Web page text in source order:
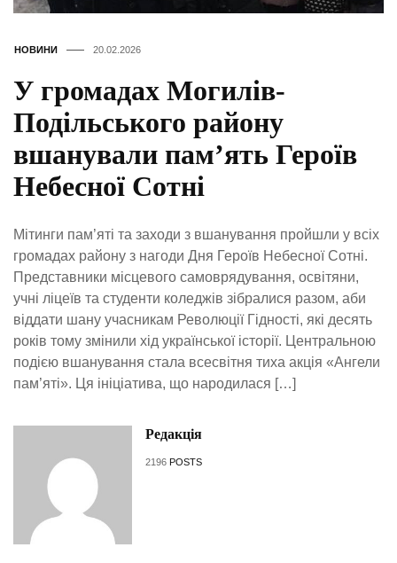
НОВИНИ 20.02.2026
У громадах Могилів-
Подільського району
вшанували пам’ять Героїв
Небесної Сотні
Мітинги пам’яті та заходи з вшанування пройшли у всіх
громадах району з нагоди Дня Героїв Небесної Сотні.
Представники місцевого самоврядування, освітяни,
учні ліцеїв та студенти коледжів зібралися разом, аби
віддати шану учасникам Революції Гідності, які десять
років тому змінили хід української історії. Центральною
подією вшанування стала всесвітня тиха акція «Ангели
пам’яті». Ця ініціатива, що народилася […]
Редакція
2196 POSTS